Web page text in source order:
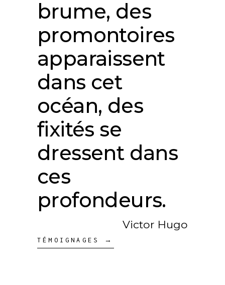
brume, des
promontoires
apparaissent
dans cet
océan, des
fixités se
dressent dans
ces
profondeurs.
Victor Hugo
TÉMOIGNAGES →